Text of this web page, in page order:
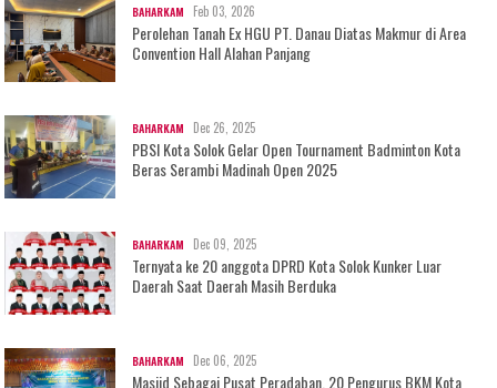
BAHARKAM Feb 03, 2026
Perolehan Tanah Ex HGU PT. Danau Diatas Makmur di Area
Convention Hall Alahan Panjang
BAHARKAM Dec 26, 2025
PBSI Kota Solok Gelar Open Tournament Badminton Kota
Beras Serambi Madinah Open 2025
BAHARKAM Dec 09, 2025
Ternyata ke 20 anggota DPRD Kota Solok Kunker Luar
Daerah Saat Daerah Masih Berduka
BAHARKAM Dec 06, 2025
Masjid Sebagai Pusat Peradaban, 20 Pengurus BKM Kota